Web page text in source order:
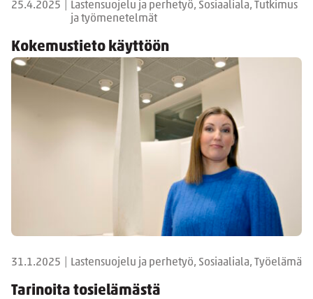
25.4.2025
Lastensuojelu ja perhetyö, Sosiaaliala, Tutkimus
ja työmenetelmät
Kokemustieto käyttöön
31.1.2025 Lastensuojelu ja perhetyö, Sosiaaliala, Työelämä
Tarinoita tosielämästä